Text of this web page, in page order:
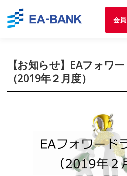
content
会
【お知らせ】EAフォワ
（2019年２月度）